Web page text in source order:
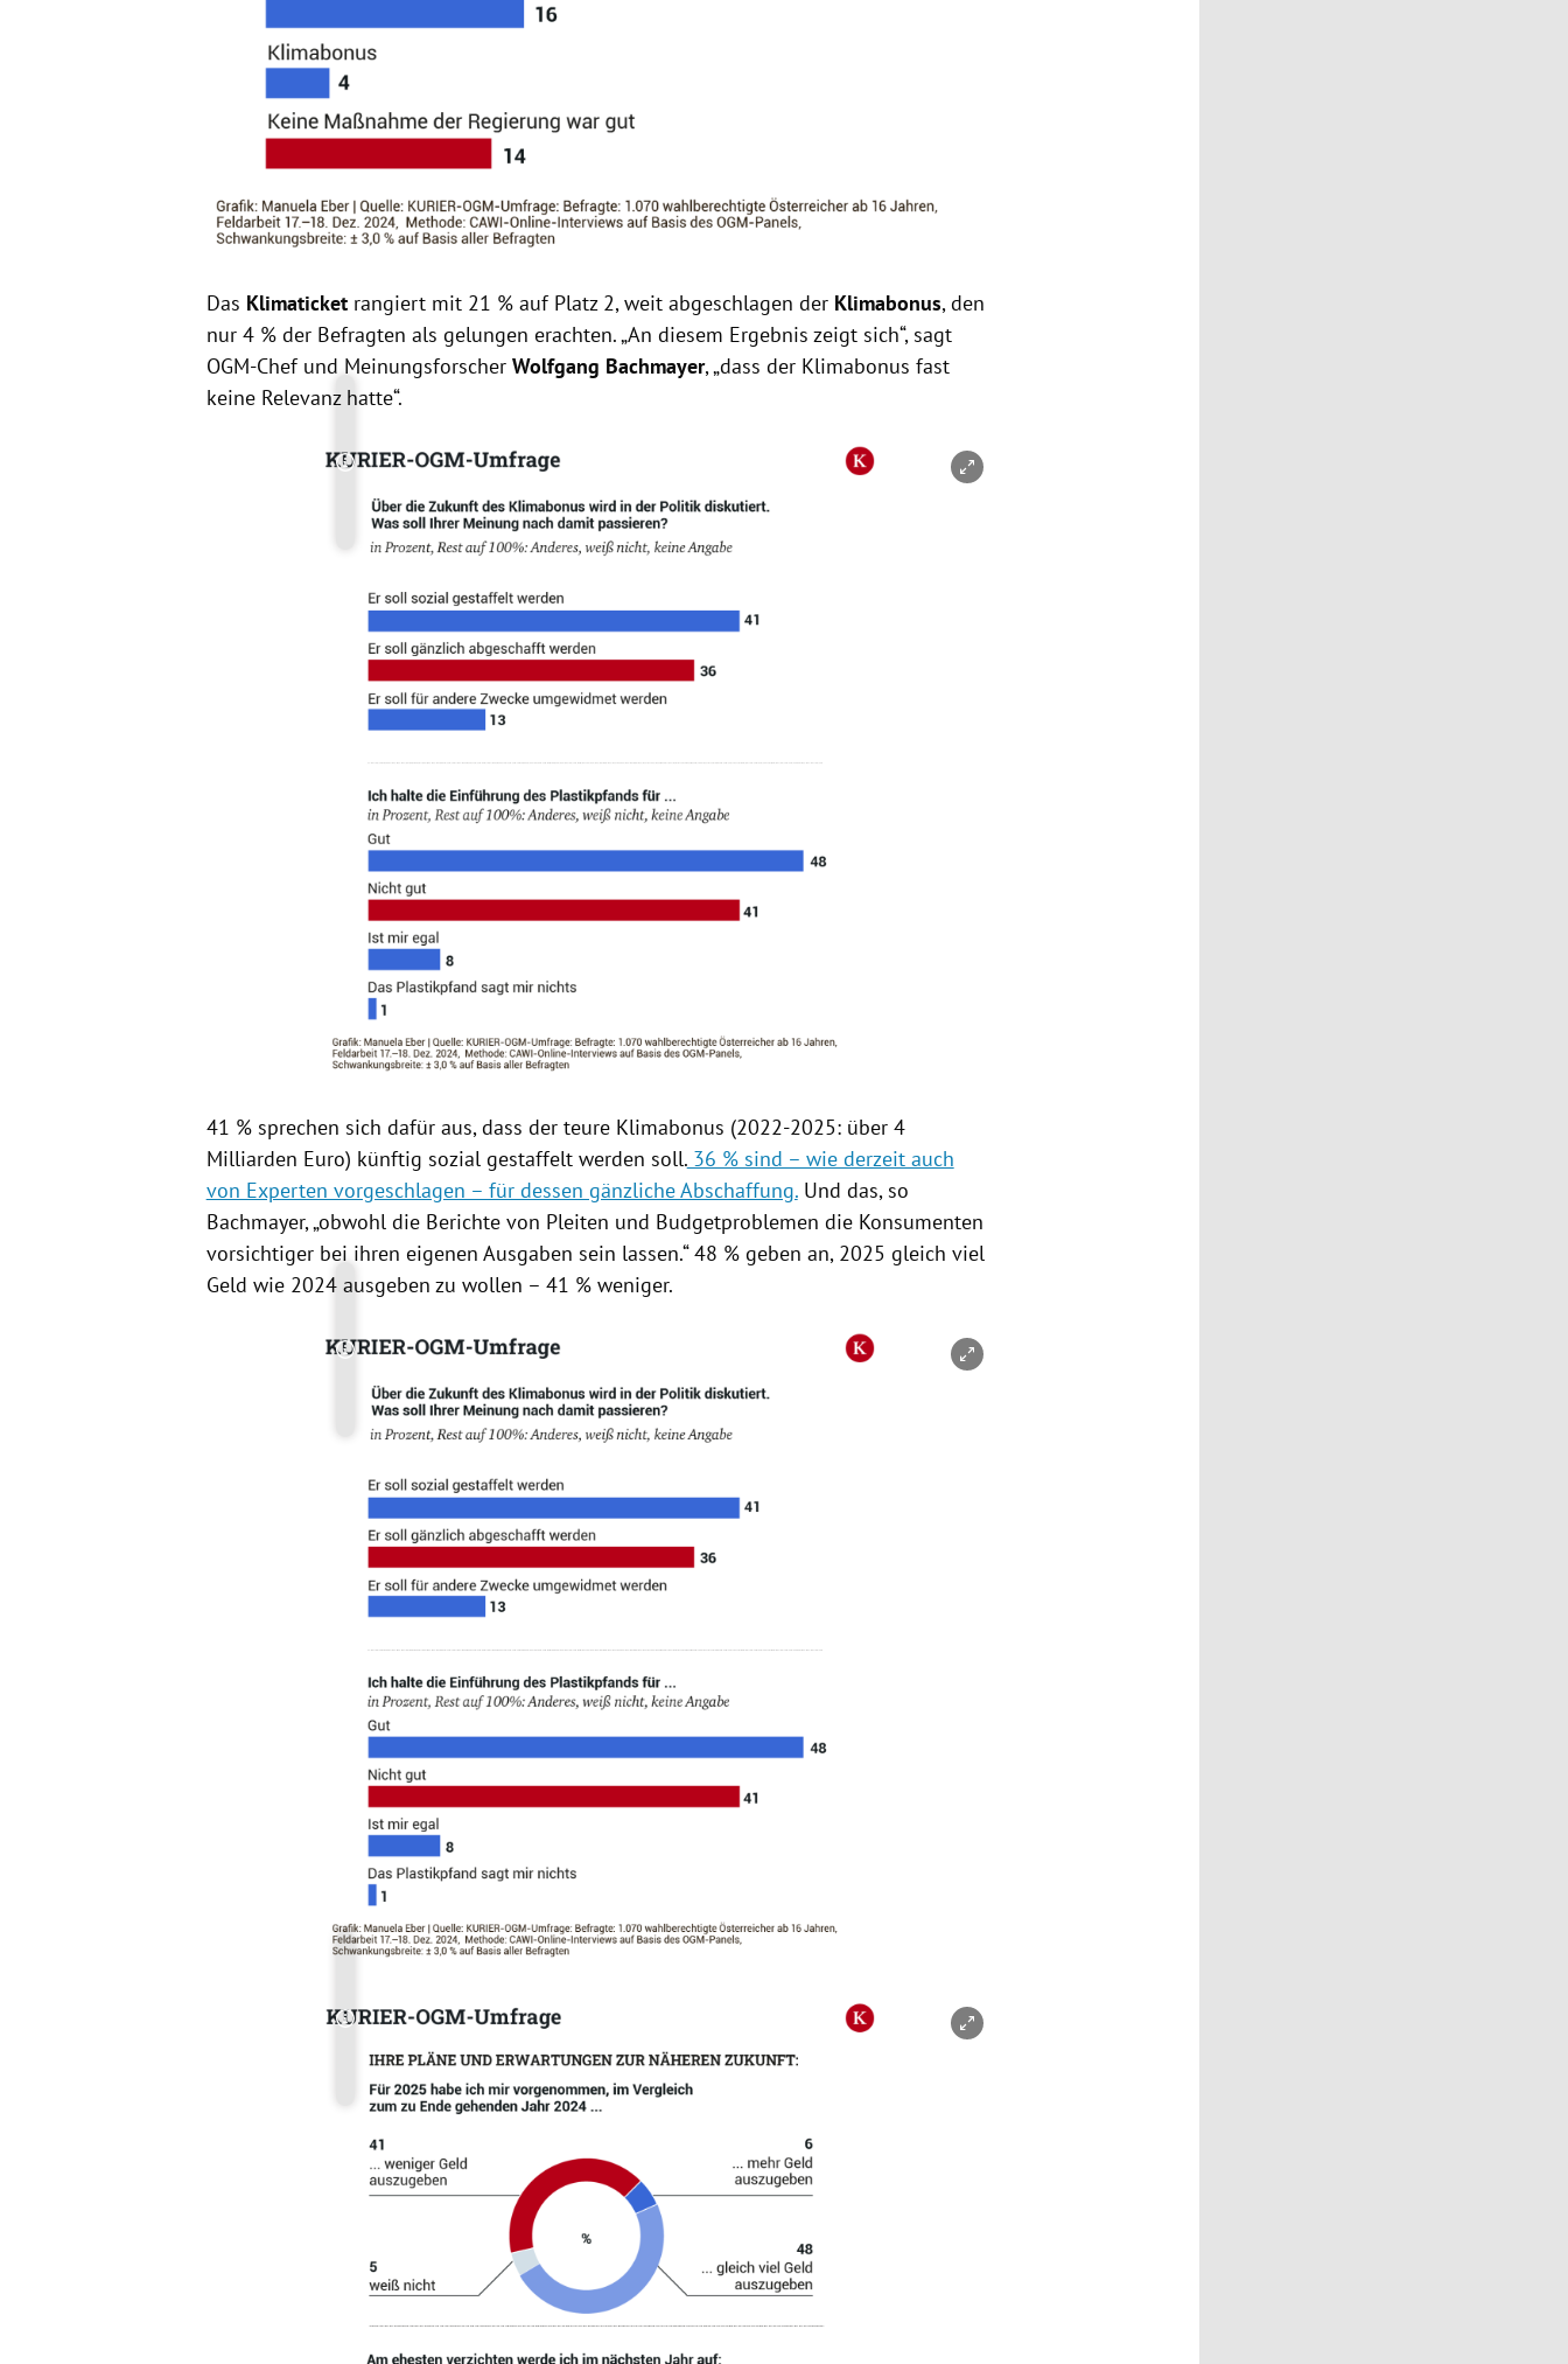
Das Klimaticket rangiert mit 21 % auf Platz 2, weit abgeschlagen der Klimabonus, den
nur 4 % der Befragten als gelungen erachten. „An diesem Ergebnis zeigt sich“, sagt
OGM-Chef und Meinungsforscher Wolfgang Bachmayer, „dass der Klimabonus fast
keine Relevanz hatte“.
Copyright-Hinweis öffnen/schließen
41 % sprechen sich dafür aus, dass der teure Klimabonus (2022-2025: über 4
Milliarden Euro) künftig sozial gestaffelt werden soll.36 % sind – wie derzeit auch
von Experten vorgeschlagen – für dessen gänzliche Abschaffung.Und das, so
Bachmayer, „obwohl die Berichte von Pleiten und Budgetproblemen die Konsumenten
vorsichtiger bei ihren eigenen Ausgaben sein lassen.“ 48 % geben an, 2025 gleich viel
Geld wie 2024 ausgeben zu wollen – 41 % weniger.
Copyright-Hinweis öffnen/schließen
Copyright-Hinweis öffnen/schließen